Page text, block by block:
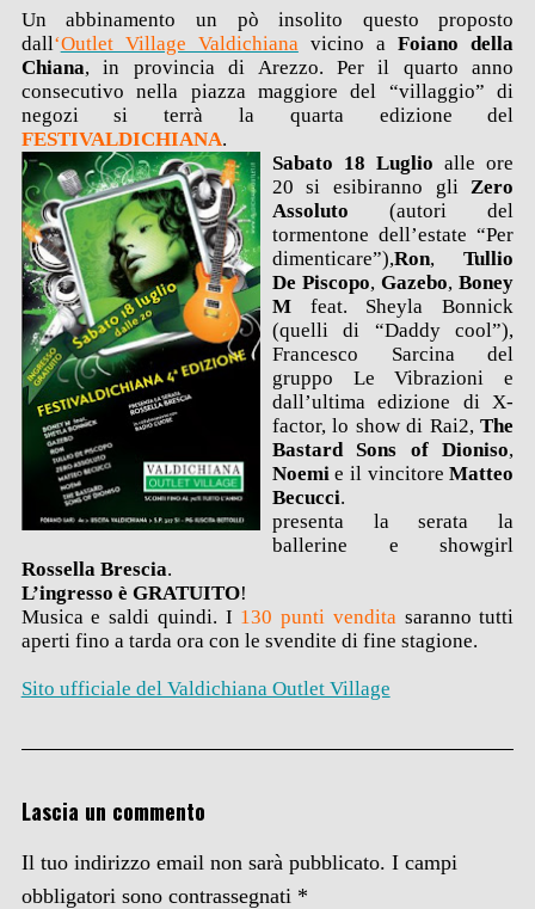
Un abbinamento un pò insolito questo proposto
dall‘Outlet Village Valdichianavicino aFoiano della
Chiana, in provincia di Arezzo. Per il quarto anno
consecutivo nella piazza maggiore del “villaggio” di
negozi si terrà la quarta edizione del
FESTIVALDICHIANA.
Sabato 18 Luglio alle ore
20 si esibiranno gliZero
Assoluto (autori del
tormentone dell’estate “Per
dimenticare”),Ron,Tullio
De Piscopo,Gazebo,Boney
Mfeat. Sheyla Bonnick
(quelli di “Daddy cool”),
Francesco Sarcina del
gruppo Le Vibrazioni e
dall’ultima edizione di X-
factor, lo show di Rai2,The
Bastard Sons of Dioniso,
Noemie il vincitoreMatteo
Becucci.
presenta la serata la
ballerine e showgirl
Rossella Brescia.
L’ingresso è GRATUITO!
Musica e saldi quindi. I 130 punti venditasaranno tutti
aperti fino a tarda ora con le svendite di fine stagione.
Sito ufficiale del Valdichiana Outlet Village
Lascia un commento
Il tuo indirizzo email non sarà pubblicato. I campi
obbligatori sono contrassegnati *